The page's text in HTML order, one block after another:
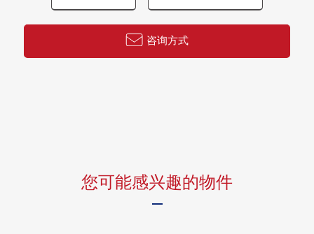
咨询方式
您可能感兴趣的物件